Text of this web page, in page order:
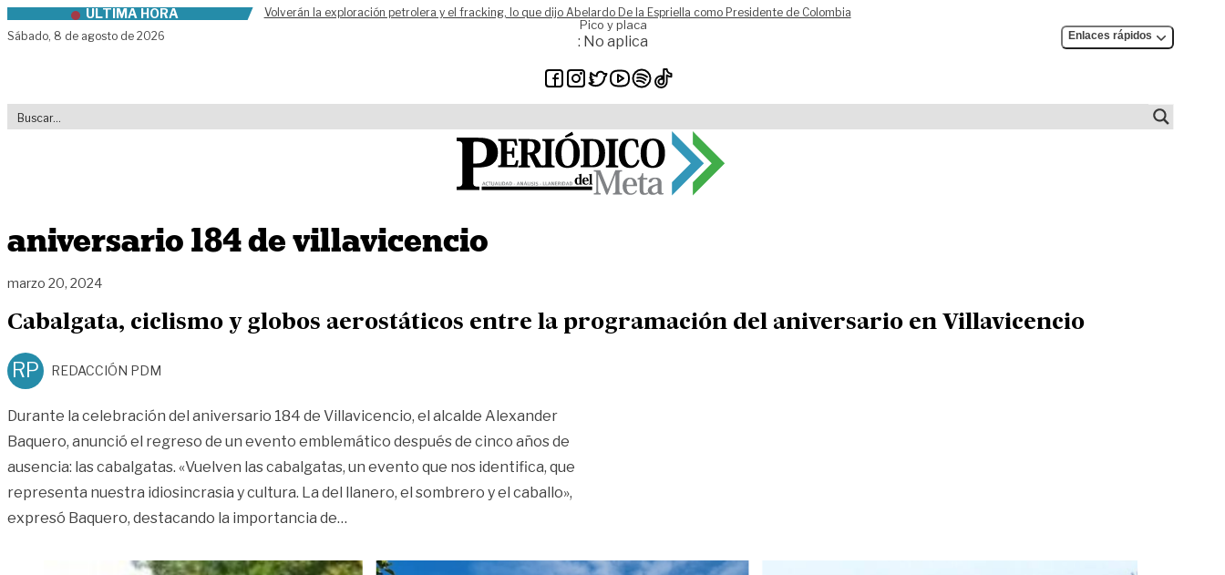
Skip to contentÚLTIMA HORA
Volverán la exploración petrolera y el fracking, lo que dijo Abelardo De la Espriella como Presidente de Colombia
Sábado, 8 de agosto de 2026
Pico y placa
: No aplica Enlaces rápidos
aniversario 184 de villavicencio
marzo 20, 2024
Cabalgata, ciclismo y globos aerostáticos entre la programación del aniversario en Villavicencio
RP REDACCIÓN PDM
Durante la celebración del aniversario 184 de Villavicencio, el alcalde Alexander
Baquero, anunció el regreso de un evento emblemático después de cinco años de
ausencia: las cabalgatas. «Vuelven las cabalgatas, un evento que nos identifica, que
representa nuestra idiosincrasia y cultura. La del llanero, el sombrero y el caballo»,
expresó Baquero, destacando la importancia de…